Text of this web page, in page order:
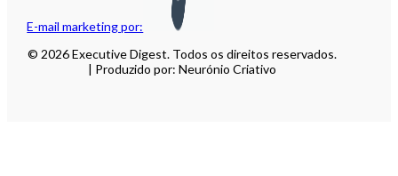
E-mail marketing por:
© 2026 Executive Digest. Todos os direitos reservados.
| Produzido por: Neurónio Criativo